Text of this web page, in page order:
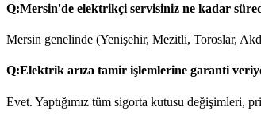
Q:Mersin'de elektrikçi servisiniz ne kadar
Mersin genelinde (Yenişehir, Mezitli, Toroslar,
Q:Elektrik arıza tamir işlemlerine garanti
Evet. Yaptığımız tüm sigorta kutusu değişimleri,